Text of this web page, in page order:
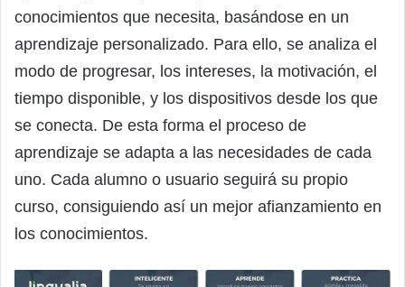
conocimientos que necesita, basándose en un
aprendizaje personalizado. Para ello, se analiza el
modo de progresar, los intereses, la motivación, el
tiempo disponible, y los dispositivos desde los que
se conecta. De esta forma el proceso de
aprendizaje se adapta a las necesidades de cada
uno. Cada alumno o usuario seguirá su propio
curso, consiguiendo así un mejor afianzamiento en
los conocimientos.